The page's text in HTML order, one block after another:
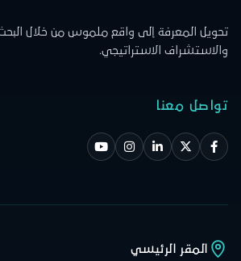
تحويل المعرفة إلى واقع ملموس من خلال
والاستشراف الاستراتيجي.
تواصل معنا
المقر الرئيسي